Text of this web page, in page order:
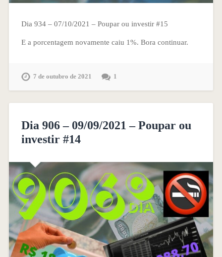
Dia 934 – 07/10/2021 – Poupar ou investir #15
E a porcentagem novamente caiu 1%. Bora continuar.
7 de outubro de 2021 1
Dia 906 – 09/09/2021 – Poupar ou
investir #14